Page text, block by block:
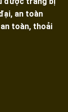
an toàn
toàn, thoải